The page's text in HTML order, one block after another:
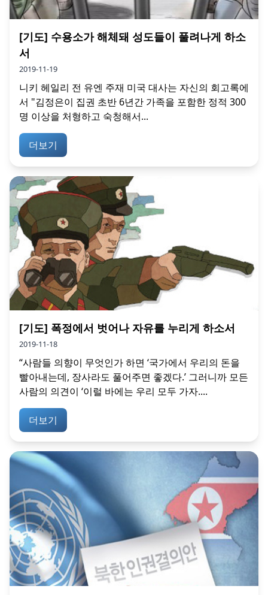
[기도] 수용소가 해체돼 성도들이 풀려나게 하소
서
2019-11-19
니키 헤일리 전 유엔 주재 미국 대사는 자신의 회고록에
서 "김정은이 집권 초반 6년간 가족을 포함한 정적 300
명 이상을 처형하고 숙청해서...
더보기
[기도] 폭정에서 벗어나 자유를 누리게 하소서
2019-11-18
“사람들 의향이 무엇인가 하면 ‘국가에서 우리의 돈을
빨아내는데, 장사라도 풀어주면 좋겠다.’ 그러니까 모든
사람의 의견이 ‘이럴 바에는 우리 모두 가자....
더보기